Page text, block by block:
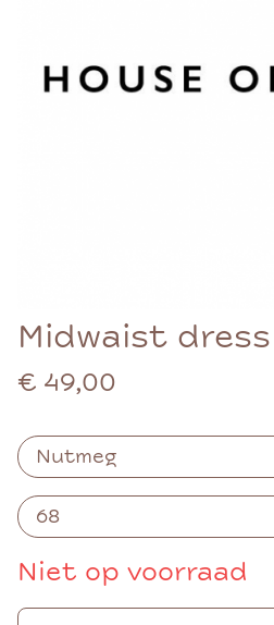
Midwaist dress
€ 49,00
Niet op voorraad